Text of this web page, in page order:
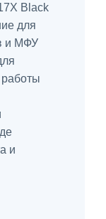
Black
для
и МФУ
работы
и